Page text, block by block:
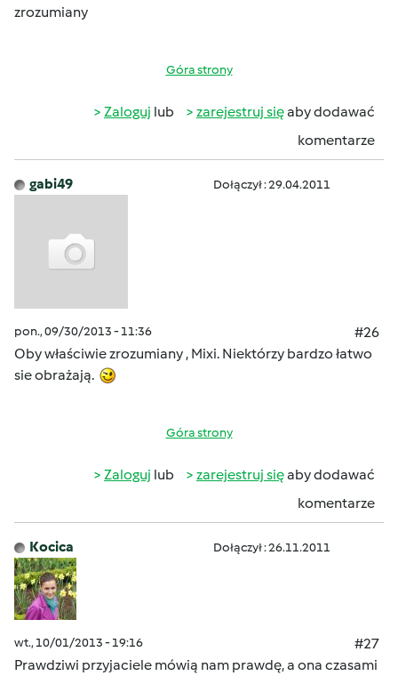
zrozumiany
Góra strony
Zaloguj lub zarejestruj sięaby dodawać
komentarze
gabi49 Dołączył : 29.04.2011
pon., 09/30/2013 - 11:36
#26
Oby właściwie zrozumiany , Mixi. Niektórzy bardzo łatwo
sie obrażają.
Góra strony
Zaloguj lub zarejestruj sięaby dodawać
komentarze
Kocica Dołączył : 26.11.2011
wt., 10/01/2013 - 19:16
#27
Prawdziwi przyjaciele mówią nam prawdę, a ona czasami